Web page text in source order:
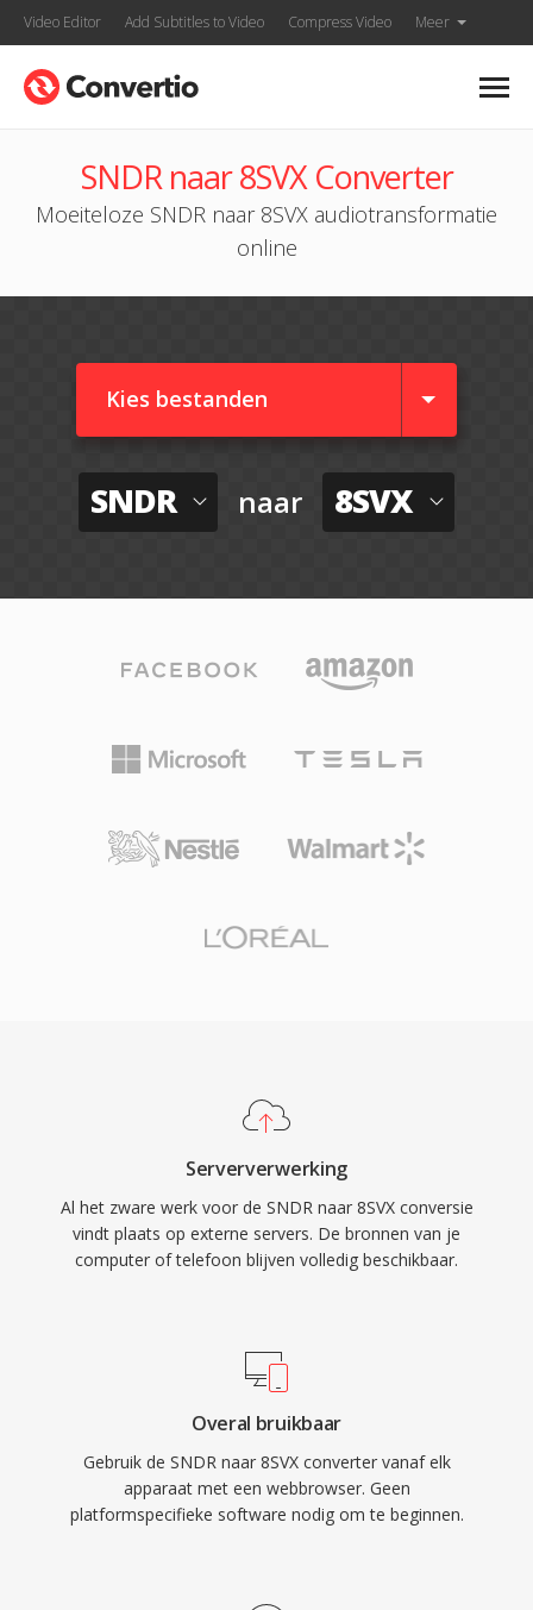
Video Editor Add Subtitles to Video Compress Video Meer
SNDR naar 8SVX Converter
Moeiteloze SNDR naar 8SVX audiotransformatie
online
Kies bestanden
SNDR naar 8SVX
Serververwerking
Al het zware werk voor de SNDR naar 8SVX conversie
vindt plaats op externe servers. De bronnen van je
computer of telefoon blijven volledig beschikbaar.
Overal bruikbaar
Gebruik de SNDR naar 8SVX converter vanaf elk
apparaat met een webbrowser. Geen
platformspecifieke software nodig om te beginnen.